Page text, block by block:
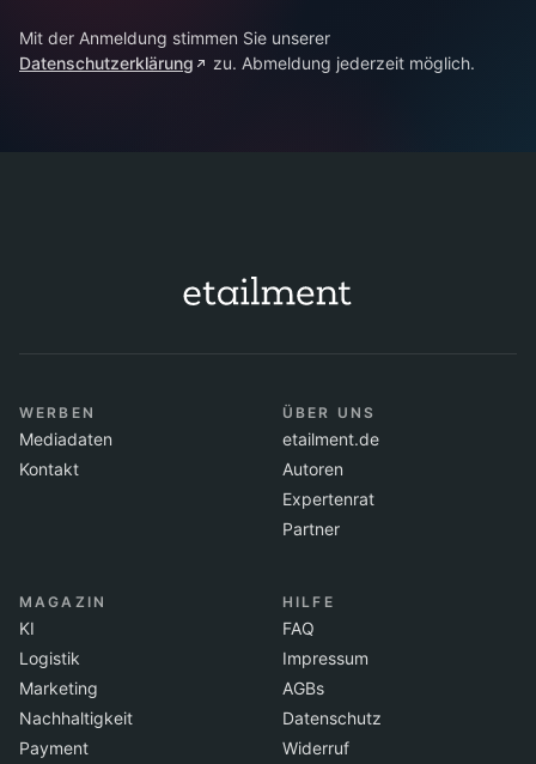
Mit der Anmeldung stimmen Sie unserer
Datenschutzerklärung
zu. Abmeldung jederzeit möglich.
WERBEN
Mediadaten
Kontakt
ÜBER UNS
etailment.de
Autoren
Expertenrat
Partner
MAGAZIN
KI
Logistik
Marketing
Nachhaltigkeit
Payment
HILFE
FAQ
Impressum
AGBs
Datenschutz
Widerruf